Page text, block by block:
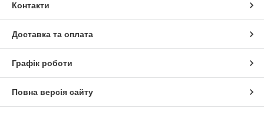
Контакти
Доставка та оплата
Графік роботи
Повна версія сайту